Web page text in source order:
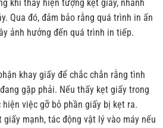
khi thấy hiện tượng kẹt giấy, nhanh
Qua đó, đảm bảo rằng quá trình in ấn
ảnh hưởng đến quá trình in tiếp.
khay giấy để chắc chắn rằng tình
gặp phải. Nếu thấy kẹt giấy trong
hiện việc gỡ bỏ phần giấy bị kẹt ra.
mạnh, tác động vật lý vào máy nếu